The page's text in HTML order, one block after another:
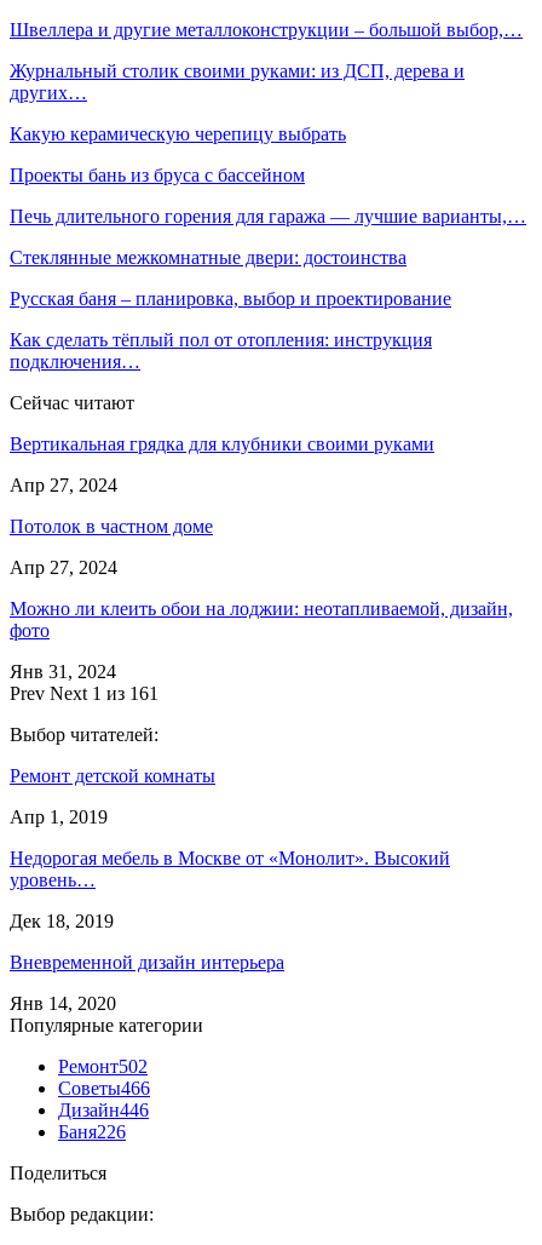
Швеллера и другие металлоконструкции – большой выбор,…
Журнальный столик своими руками: из ДСП, дерева и
других…
Какую керамическую черепицу выбрать
Проекты бань из бруса с бассейном
Печь длительного горения для гаража — лучшие варианты,…
Стеклянные межкомнатные двери: достоинства
Русская баня – планировка, выбор и проектирование
Как сделать тёплый пол от отопления: инструкция
подключения…
Сейчас читают
Вертикальная грядка для клубники своими руками
Апр 27, 2024
Потолок в частном доме
Апр 27, 2024
Можно ли клеить обои на лоджии: неотапливаемой, дизайн,
фото
Янв 31, 2024
Prev Next 1 из 161
Выбор читателей:
Ремонт детской комнаты
Апр 1, 2019
Недорогая мебель в Москве от «Монолит». Высокий
уровень…
Дек 18, 2019
Вневременной дизайн интерьера
Янв 14, 2020
Популярные категории
Ремонт502
Советы466
Дизайн446
Баня226
Поделиться
Выбор редакции: